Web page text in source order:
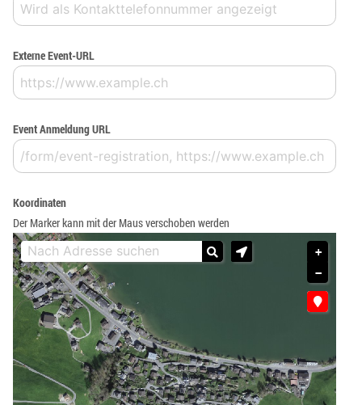
Externe Event-URL
Event Anmeldung URL
Koordinaten
Der Marker kann mit der Maus verschoben werden
+
−